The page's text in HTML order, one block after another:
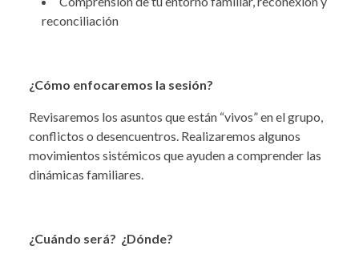
reconciliación
¿Cómo enfocaremos la sesión?
Revisaremos los asuntos que están “vivos” en el grupo,
conflictos o desencuentros. Realizaremos algunos
movimientos sistémicos que ayuden a comprender las
dinámicas familiares.
¿Cuándo será? ¿Dónde?